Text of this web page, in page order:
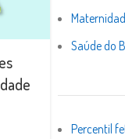
Saúde do
Percentil